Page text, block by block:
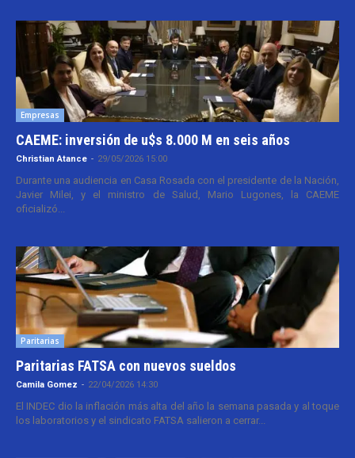
Empresas
CAEME: inversión de u$s 8.000 M en seis años
Christian Atance - 29/05/2026 15:00
Durante una audiencia en Casa Rosada con el presidente de la Nación,
Javier Milei, y el ministro de Salud, Mario Lugones, la CAEME
oficializó...
Paritarias
Paritarias FATSA con nuevos sueldos
Camila Gomez - 22/04/2026 14:30
El INDEC dio la inflación más alta del año la semana pasada y al toque
los laboratorios y el sindicato FATSA salieron a cerrar...